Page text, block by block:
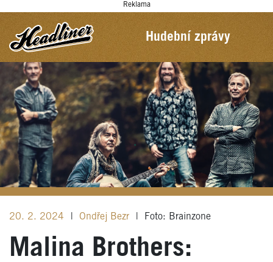
Reklama
Hudební zprávy
20. 2. 2024 Ondřej Bezr Foto: Brainzone
Malina Brothers: